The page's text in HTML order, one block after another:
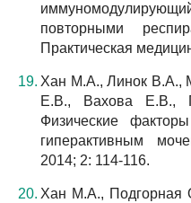
повторными
Практическая
Хан М.А., Линок В.А.,
Е.В., Вахова Е.В.,
Физические
гиперактивным
2014; 2: 114-116.
Хан М.А., Подгорная